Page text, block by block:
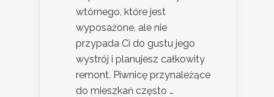
wtórnego, które jest
wyposażone, ale nie
przypada Ci do gustu jego
wystrój i planujesz całkowity
remont. Piwnicę przynależące
do mieszkań często …